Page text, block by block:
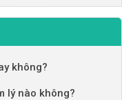
không?
lý nào không?